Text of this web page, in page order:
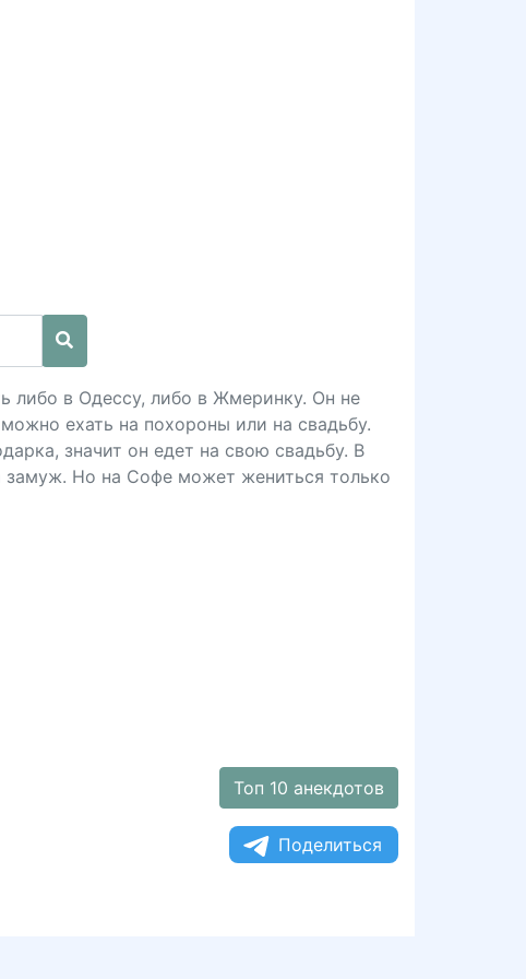
либо в Одессу, либо в Жмеринку. Он не
ехать на похороны или на свадьбу.
значит он едет на свою свадьбу. В
Но на Софе может жениться только
Топ 10 анекдотов
Поделиться